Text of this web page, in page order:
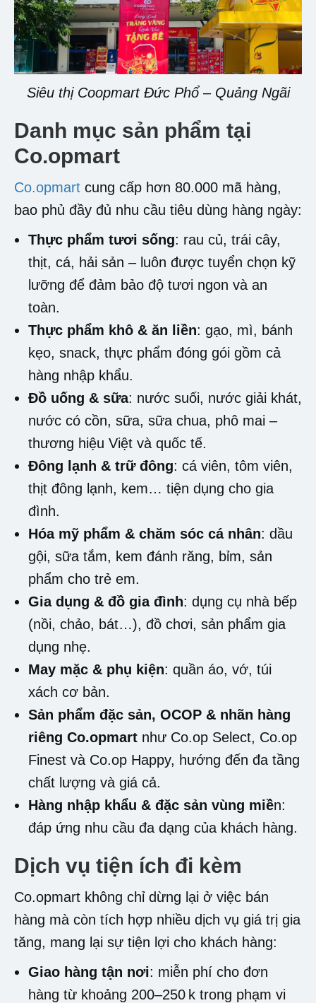
Siêu thị Coopmart Đức Phổ – Quảng Ngãi
Danh mục sản phẩm tại
Co.opmart
Co.opmart cung cấp hơn 80.000 mã hàng,
bao phủ đầy đủ nhu cầu tiêu dùng hàng ngày:
Thực phẩm tươi sống: rau củ, trái cây,
thịt, cá, hải sản – luôn được tuyển chọn kỹ
lưỡng để đảm bảo độ tươi ngon và an
toàn.
Thực phẩm khô & ăn liền: gạo, mì, bánh
kẹo, snack, thực phẩm đóng gói gồm cả
hàng nhập khẩu.
Đồ uống & sữa: nước suối, nước giải khát,
nước có cồn, sữa, sữa chua, phô mai –
thương hiệu Việt và quốc tế.
Đông lạnh & trữ đông: cá viên, tôm viên,
thịt đông lạnh, kem… tiện dụng cho gia
đình.
Hóa mỹ phẩm & chăm sóc cá nhân: dầu
gội, sữa tắm, kem đánh răng, bỉm, sản
phẩm cho trẻ em.
Gia dụng & đồ gia đình: dụng cụ nhà bếp
(nồi, chảo, bát…), đồ chơi, sản phẩm gia
dụng nhẹ.
May mặc & phụ kiện: quần áo, vớ, túi
xách cơ bản.
Sản phẩm đặc sản, OCOP & nhãn hàng
riêng Co.opmart như Co.op Select, Co.op
Finest và Co.op Happy, hướng đến đa tầng
chất lượng và giá cả.
Hàng nhập khẩu & đặc sản vùng miền:
đáp ứng nhu cầu đa dạng của khách hàng.
Dịch vụ tiện ích đi kèm
Co.opmart không chỉ dừng lại ở việc bán
hàng mà còn tích hợp nhiều dịch vụ giá trị gia
tăng, mang lại sự tiện lợi cho khách hàng:
Giao hàng tận nơi: miễn phí cho đơn
hàng từ khoảng 200–250 k trong phạm vi